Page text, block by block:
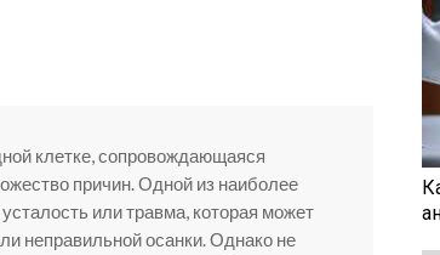
клетке, сопровождающаяся
причин. Одной из наиболее
или травма, которая может
неправильной осанки. Однако не